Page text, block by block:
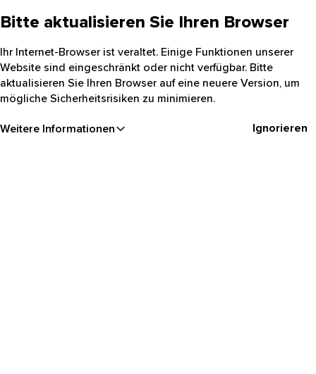
Bitte aktualisieren Sie Ihren Browser
Ihr Internet-Browser ist veraltet. Einige Funktionen unserer
Website sind eingeschränkt oder nicht verfügbar. Bitte
aktualisieren Sie Ihren Browser auf eine neuere Version, um
mögliche Sicherheitsrisiken zu minimieren.
Weitere Informationen Ignorieren